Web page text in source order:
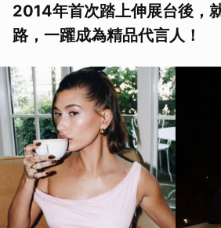
2014年首次踏上伸展台後，
路，一躍成為精品代言人！